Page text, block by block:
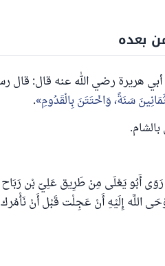
بعده
(6298) ومسلم (2370) عن أبي هريرة رضي الله
سَنَةً، وَاخْتَتَنَ بِالْقَدُومِ .
رَوَى أَبُو يَعْلَى مِنْ طَرِيق عَلِيّ بْن
اللَّه إِلَيْهِ أَنْ عَجِلْت قَبْل أَنْ